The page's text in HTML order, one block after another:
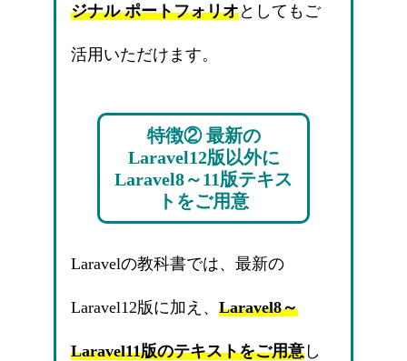
ジナル ポートフォリオとしてもご
活用いただけます。
特徴② 最新の
Laravel12版以外に
Laravel8～11版テキス
トをご用意
Laravelの教科書では、最新の
Laravel12版に加え、 Laravel8～
Laravel11版のテキストをご用意 し